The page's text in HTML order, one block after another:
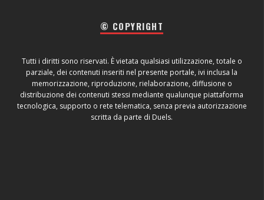
© COPYRIGHT
Tutti i diritti sono riservati. È vietata qualsiasi utilizzazione, totale o
parziale, dei contenuti inseriti nel presente portale, ivi inclusa la
memorizzazione, riproduzione, rielaborazione, diffusione o
distribuzione dei contenuti stessi mediante qualunque piattaforma
tecnologica, supporto o rete telematica, senza previa autorizzazione
scritta da parte di Duels.